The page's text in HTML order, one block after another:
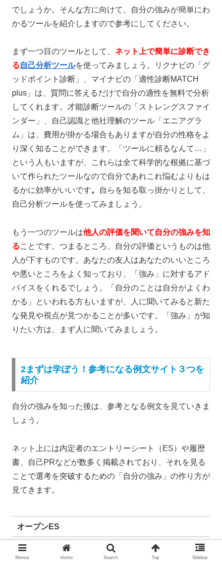
でしょうか。そんな方に向けて、自分の強みが簡単にわ
かるツールを紹介しますので参考にしてください。
まず一つ目のツールとして、 ネット上で簡単に診断でき
る自己分析ツールを使ってみましょう。
リクナビの「グ
ッドポイント診断」、マイナビの「適性診断MATCH
plus」は、質問に答えるだけで自分の適性を無料で分析
してくれます。才能診断ツールの「ストレングスファイ
ンダー」、自己認識と他社理解のツール「エニアグラ
ム」は、費用が掛かる場合もありますが自分の性格をよ
り深く知ることができます。「ツールに頼るなんて…」
という人もいますが、
これらは全て科学的な根拠に基づ
いて作られたツールなので自分であれこれ悩むよりもは
るかに効率がいいです。
自らを知る取っ掛かりとして、
自己分析ツールを使ってみましょう。
もう一つのツールは他人の評価を聞いて自分の強みを知
ることです。 つまるところ、自分の評価というものは他
人が下すものです。あなたの友人はあなたのいいところ
や悪いところをよく知っており、「強み」に対するアド
バイスをくれるでしょう。「自分のことは自分がよくわ
かる」といわれる方もいますが、人に聞いてみると新た
な発見や視点が見つかることが多いです。「強み」が知
りたい方は、まず人に聞いてみましょう。
2まずは学ぼう！参考になる例文サイト３つを
紹介
自分の強みを知った後は、参考となる例文を見ていきま
しょう。
ネット上には内定者のエントリーシート（ES）や履歴
書、自己PRなどが数多く掲載されており、それを見る
ことで選考を突破するための「自分の強み」の作り方が
見てきます。
オープンES
まず第一にお勧めするのが、リクナビの「オープン
Menus Home Search Top Sidebar